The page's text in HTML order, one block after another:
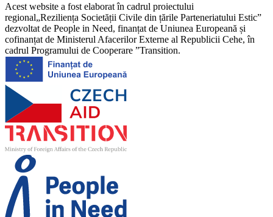
Acest website a fost elaborat în cadrul proiectului
regional„Reziliența Societății Civile din țările Parteneriatului Estic”
dezvoltat de People in Need, finanțat de Uniunea Europeană și
cofinanțat de Ministerul Afacerilor Externe al Republicii Cehe, în
cadrul Programului de Cooperare ”Transition.